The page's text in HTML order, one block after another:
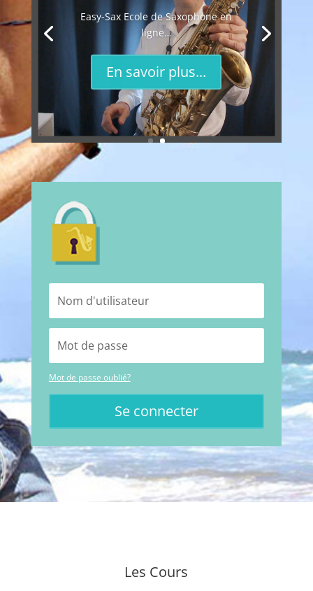
Easy-Sax Ecole de Saxophone en
ligne…
En savoir plus...
Mot de passe oublié?
Se connecter
Les Cours